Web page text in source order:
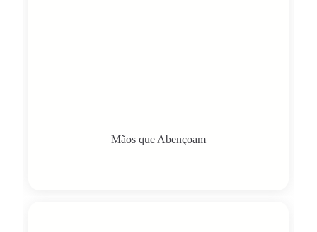
Mãos que Abençoam